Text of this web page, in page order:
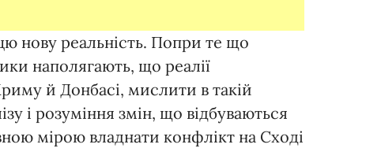
нову реальність. Попри те що
наполягають, що реалії
й Донбасі, мислити в такій
і розуміння змін, що відбуваються
мірою владнати конфлікт на Сході